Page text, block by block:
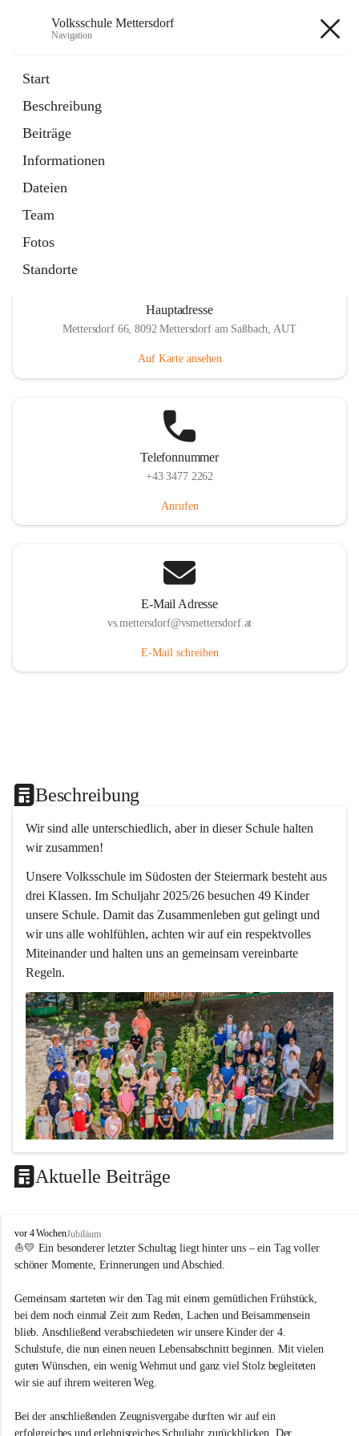
Volksschule Mettersdorf
Navigation
Start
Beschreibung
Beiträge
Informationen
Dateien
Team
Fotos
Standorte
Externe Webseite
in
Tab
Termine
Artikel
öffnet
in
neuem
Tab
Hauptadresse
Mettersdorf 66, 8092 Mettersdorf am Saßbach, AUT
Auf Karte ansehen
Telefonnummer
+43 3477 2262
Anrufen
E-Mail Adresse
vs.mettersdorf@vsmettersdorf.at
E-Mail schreiben
Beschreibung
Wir sind alle unterschiedlich, aber in dieser Schule halten
wir zusammen!
Unsere Volksschule im Südosten der Steiermark besteht aus
drei Klassen. Im Schuljahr 2025/26 besuchen 49 Kinder
unsere Schule. Damit das Zusammenleben gut gelingt und
wir uns alle wohlfühlen, achten wir auf ein respektvolles
Miteinander und halten uns an gemeinsam vereinbarte
Regeln.
Unterrichtsqualität
Es ist uns wichtig …
durch das Angebot verschiedener Unterrichtsformen
ein motiviertes Lernklima zu schaffen.
Grundtechniken zu vermitteln und zu üben.
die Selbsttätigkeit der SchülerInnen zu fördern.
dass die SchülerInnen ihre Stärken erkennen und ihre
durch ein Angebot verschiedener Lern-, Spiel- und
Erholungsbereiche die individuellen Bedürfnisse und
Aktuelle Beiträge
V
o
l
s
s
c
h
u
l
e
t
vor 4 WochenJubiläum
⛵💛 Ein besonderer letzter Schultag liegt hinter uns – ein Tag voller
schöner Momente, Erinnerungen und Abschied.
Gemeinsam starteten wir den Tag mit einem gemütlichen Frühstück,
bei dem noch einmal Zeit zum Reden, Lachen und Beisammensein
blieb. Anschließend verabschiedeten wir unsere Kinder der 4.
Schulstufe, die nun einen neuen Lebensabschnitt beginnen. Mit vielen
guten Wünschen, ein wenig Wehmut und ganz viel Stolz begleiteten
wir sie auf ihrem weiteren Weg.
Bei der anschließenden Zeugnisvergabe durften wir auf ein
erfolgreiches und erlebnisreiches Schuljahr zurückblicken. Der